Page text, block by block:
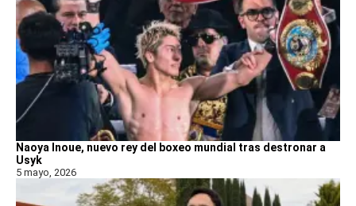
Naoya Inoue, nuevo rey del boxeo mundial tras destronar a
Usyk
5 mayo, 2026